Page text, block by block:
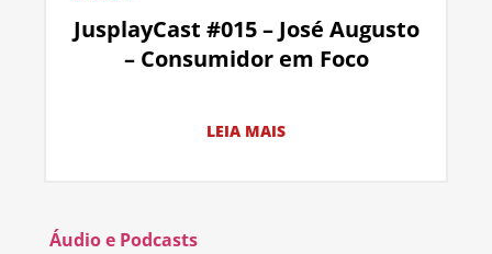
JusplayCast #015 – José Augusto
– Consumidor em Foco
LEIA MAIS
Áudio e Podcasts